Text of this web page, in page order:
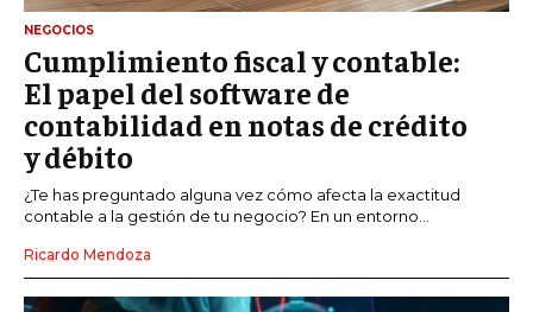
NEGOCIOS
Cumplimiento fiscal y contable:
El papel del software de
contabilidad en notas de crédito
y débito
¿Te has preguntado alguna vez cómo afecta la exactitud
contable a la gestión de tu negocio? En un entorno...
Ricardo Mendoza